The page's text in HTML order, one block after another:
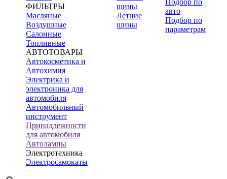
ФИЛЬТРЫ
Масляные
Воздушные
Салонные
Топливные
АВТОТОВАРЫ
Автокосметика и
Автохимия
Электрика и
электроника для
автомобиля
Автомобильный
инструмент
Принадлежности
для автомобиля
Автолампы
Электротехника
Электросамокаты
шины
Летние
шины
авто
Подбор по
параметрам